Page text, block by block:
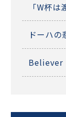
「W杯は
ドーハの
Believer